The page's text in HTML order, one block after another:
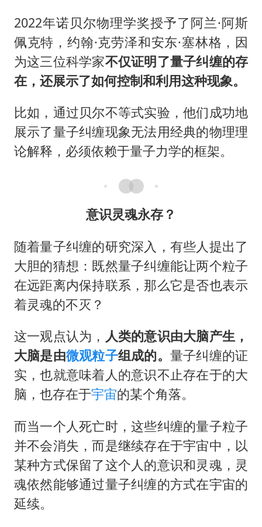
2022年诺贝尔物理学奖授予了阿兰·阿斯
佩克特，约翰·克劳泽和安东·塞林格，因
为这三位科学家不仅证明了量子纠缠的存
在，还展示了如何控制和利用这种现象。
比如，通过贝尔不等式实验，他们成功地
展示了量子纠缠现象无法用经典的物理理
论解释，必须依赖于量子力学的框架。
意识灵魂永存？
随着量子纠缠的研究深入，有些人提出了
大胆的猜想：既然量子纠缠能让两个粒子
在远距离内保持联系，那么它是否也表示
着灵魂的不灭？
这一观点认为， 人类的意识由大脑产生，
大脑是由微观粒子组成的。 量子纠缠的证
实，也就意味着人的意识不止存在于的大
脑，也存在于宇宙的某个角落。
而当一个人死亡时，这些纠缠的量子粒子
并不会消失，而是继续存在于宇宙中，以
某种方式保留了这个人的意识和灵魂，灵
魂依然能够通过量子纠缠的方式在宇宙的
延续。